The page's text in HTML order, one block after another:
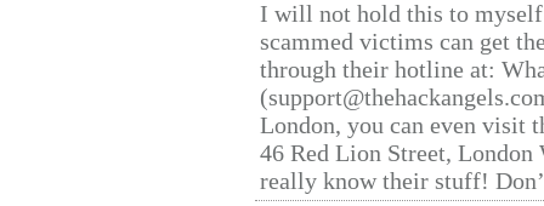
I will not hold this to
scammed victims can get
through their hotline at:
London, you can even visit
46 Red Lion Street, London
really know their stuff!